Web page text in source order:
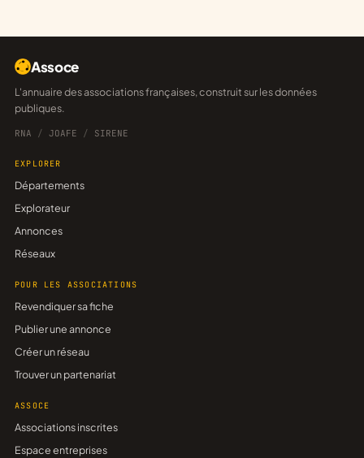
Assoce
L'annuaire des associations françaises, construit sur les données
publiques.
RNA / JOAFE / SIRENE
EXPLORER
Départements
Explorateur
Annonces
Réseaux
POUR LES ASSOCIATIONS
Revendiquer sa fiche
Publier une annonce
Créer un réseau
Trouver un partenariat
ASSOCE
Associations inscrites
Espace entreprises